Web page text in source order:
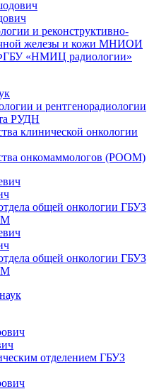
и реконструктивно-
железы и кожи МНИОИ
«НМИЦ радиологии»
и рентгенорадиологии
РУДН
клинической онкологии
онкомаммологов (РOOM)
общей онкологии ГБУЗ
общей онкологии ГБУЗ
отделением ГБУЗ